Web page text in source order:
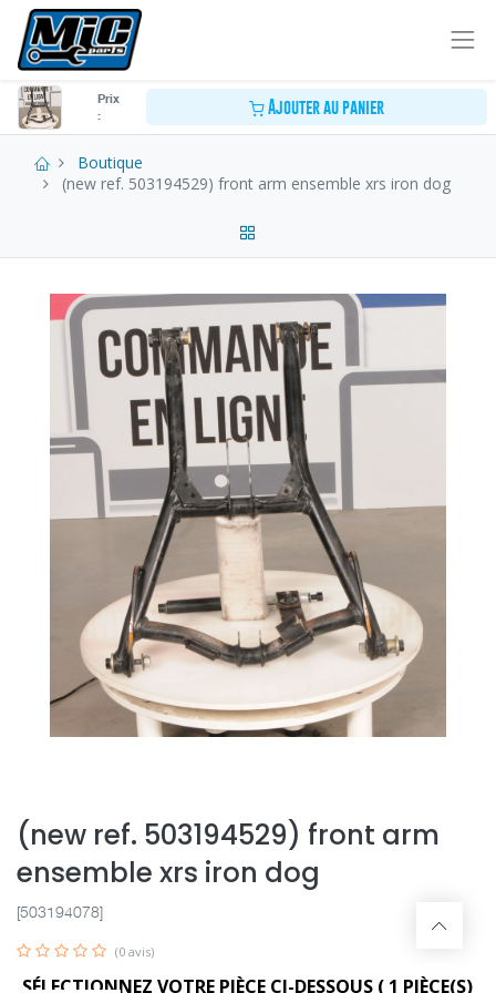
Prix
:
Ajouter au panier
Boutique
(new ref. 503194529) front arm ensemble xrs iron dog
(new ref. 503194529) front arm
ensemble xrs iron dog
[503194078]
(0 avis)
SÉLECTIONNEZ VOTRE PIÈCE CI-DESSOUS ( 1 PIÈCE(S)